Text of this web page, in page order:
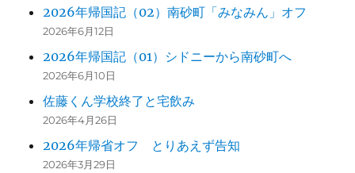
2026年帰国記（02）南砂町「みなみん」オフ
2026年6月12日
2026年帰国記（01）シドニーから南砂町へ
2026年6月10日
佐藤くん学校終了と宅飲み
2026年4月26日
2026年帰省オフ とりあえず告知
2026年3月29日